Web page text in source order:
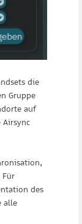
die
Gruppe
auf
Airsync
Für
des
alle